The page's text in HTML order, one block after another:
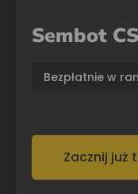
Sembot
Bezpłatnie w
Zacznij już